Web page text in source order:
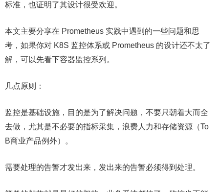
标准，也证明了其设计很受欢迎。
本文主要分享在 Prometheus 实践中遇到的一些问题和思
考，如果你对 K8S 监控体系或 Prometheus 的设计还不太了
解，可以先看下容器监控系列。
几点原则：
监控是基础设施，目的是为了解决问题，不要只朝着大而全
去做，尤其是不必要的指标采集，浪费人力和存储资源（To
B商业产品例外）。
需要处理的告警才发出来，发出来的告警必须得到处理。